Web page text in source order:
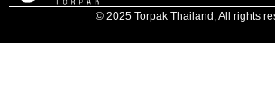
© 2025 Torpak Thailand, All rights